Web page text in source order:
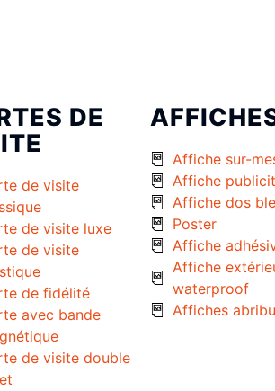
DE
de visite
de visite luxe
de visite
de fidélité
avec bande
de visite double
Affiche sur-
Affiche
Affiche dos
Poster
Affiche
Affiche
waterproof
Affiches